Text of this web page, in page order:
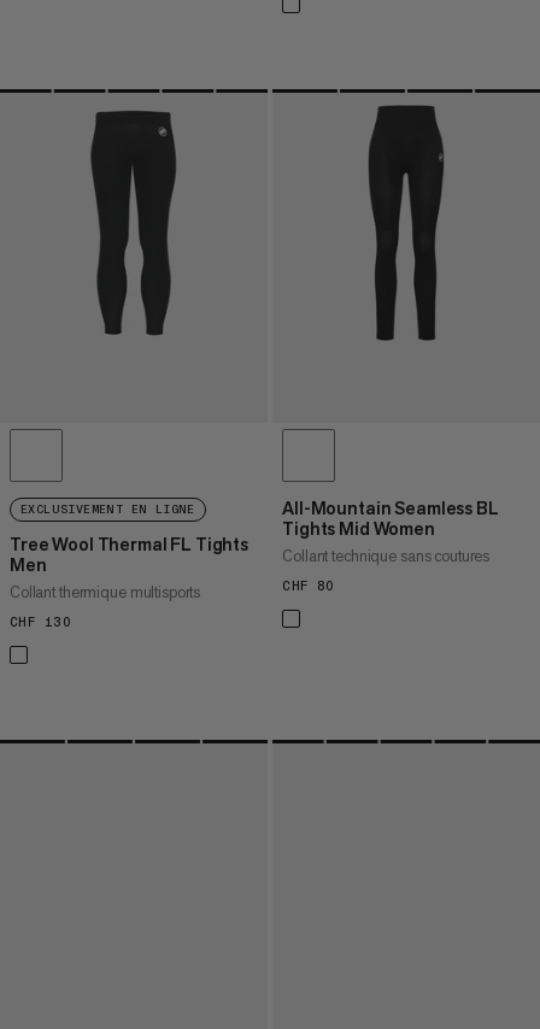
EXCLUSIVEMENT EN LIGNE
Tree Wool Thermal FL Tights
Men
Collant thermique multisports
CHF 130
All-Mountain Seamless BL
Tights Mid Women
Collant technique sans coutures
CHF 80